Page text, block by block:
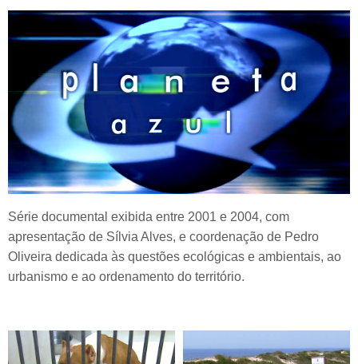
Série documental exibida entre 2001 e 2004, com
apresentação de Sílvia Alves, e coordenação de Pedro
Oliveira dedicada às questões ecológicas e ambientais, ao
urbanismo e ao ordenamento do território.